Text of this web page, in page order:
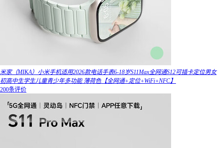
米家（MIKA）小米手机适用2026款电话手表6-18岁S11Max全网通S12可插卡定位男女
初高中生学生儿童青少年多功能 薄荷色【全网通+定位+WiFi+NFC】
200条评价